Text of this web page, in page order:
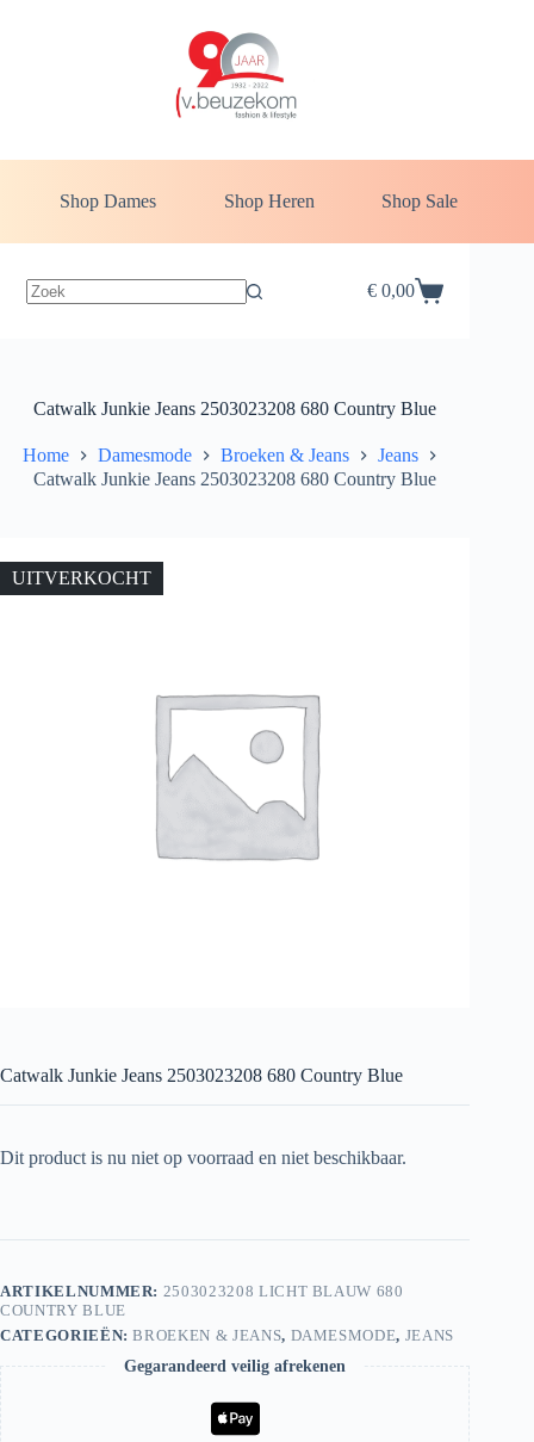
Shop Dames Shop Heren Shop Sale
Winkelwagen
€0,00
Catwalk Junkie Jeans 2503023208 680 Country Blue
Home Damesmode Broeken & Jeans
Jeans
Catwalk Junkie Jeans 2503023208 680 Country Blue
UITVERKOCHT
Catwalk Junkie Jeans 2503023208 680 Country Blue
Dit product is nu niet op voorraad en niet beschikbaar.
ARTIKELNUMMER: 2503023208 LICHT BLAUW 680
COUNTRY BLUE
CATEGORIEËN:BROEKEN & JEANS, DAMESMODE, JEANS
Gegarandeerd veilig afrekenen